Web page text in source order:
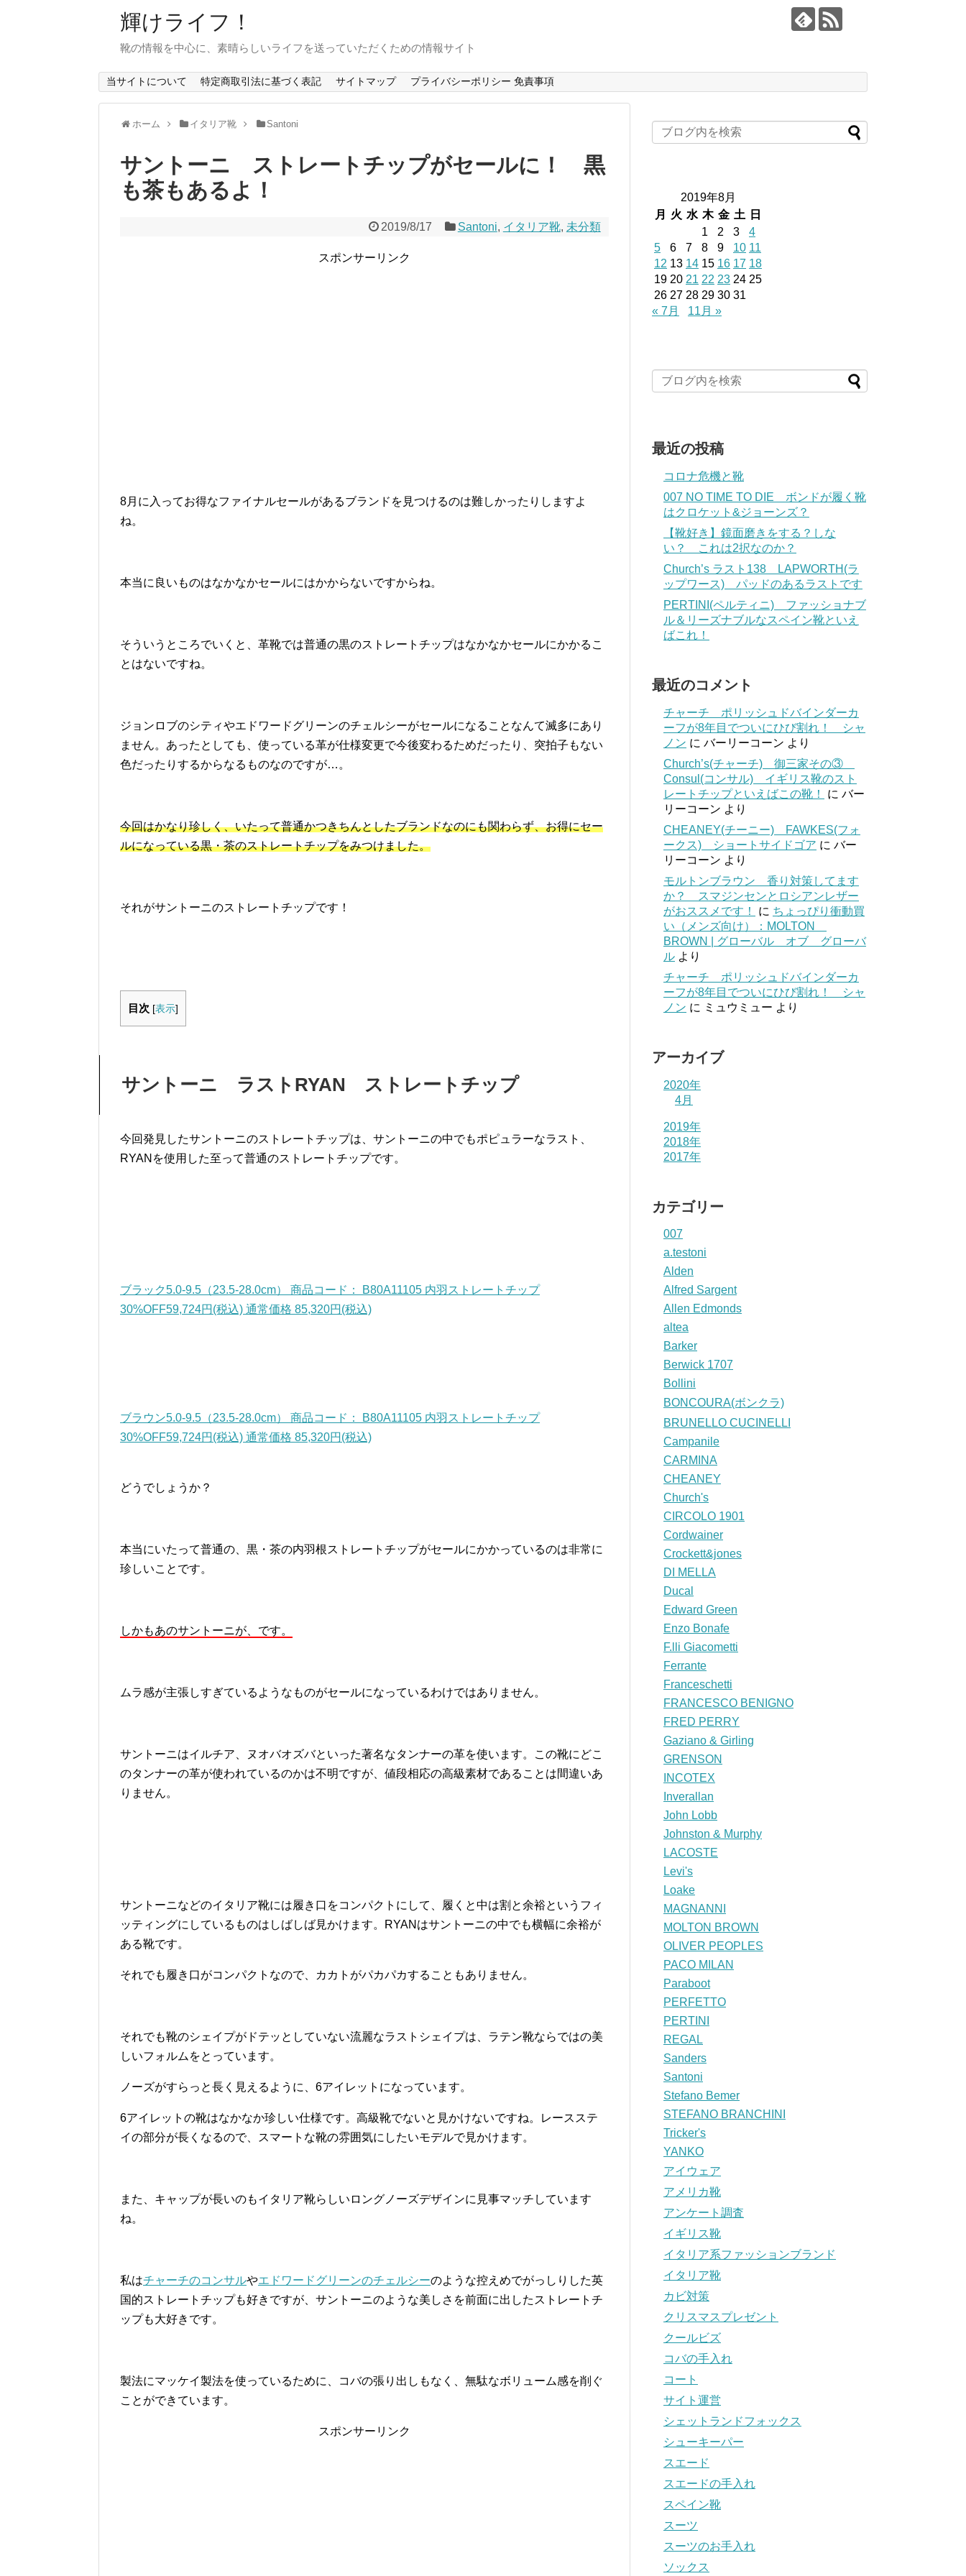
輝けライフ！
靴の情報を中心に、素晴らしいライフを送っていただくための情報サイト
当サイトについて 特定商取引法に基づく表記 サイトマップ プライバシーポリシー 免責事項
ホーム イタリア靴 Santoni
サントーニ ストレートチップがセールに！ 黒
も茶もあるよ！
2019/8/17 Santoni, イタリア靴, 未分類
スポンサーリンク
8月に入ってお得なファイナルセールがあるブランドを見つけるのは難しかったりしますよ
ね。
本当に良いものはなかなかセールにはかからないですからね。
そういうところでいくと、革靴では普通の黒のストレートチップはなかなかセールにかかるこ
とはないですね。
ジョンロブのシティやエドワードグリーンのチェルシーがセールになることなんて滅多にあり
ません。あったとしても、使っている革が仕様変更で今後変わるためだったり、突拍子もない
色だったりするからなるものなのですが…。
今回はかなり珍しく、いたって普通かつきちんとしたブランドなのにも関わらず、お得にセー
ルになっている黒・茶のストレートチップをみつけました。
それがサントーニのストレートチップです！
目次 [表示]
サントーニ ラストRYAN ストレートチップ
今回発見したサントーニのストレートチップは、サントーニの中でもポピュラーなラスト、
RYANを使用した至って普通のストレートチップです。
ブラック5.0-9.5（23.5-28.0cm） 商品コード： B80A11105 内羽ストレートチップ
30%OFF59,724円(税込) 通常価格 85,320円(税込)
ブラウン5.0-9.5（23.5-28.0cm） 商品コード： B80A11105 内羽ストレートチップ
30%OFF59,724円(税込) 通常価格 85,320円(税込)
どうでしょうか？
本当にいたって普通の、黒・茶の内羽根ストレートチップがセールにかかっているのは非常に
珍しいことです。
しかもあのサントーニが、です。
ムラ感が主張しすぎているようなものがセールになっているわけではありません。
サントーニはイルチア、ヌオバオズバといった著名なタンナーの革を使います。この靴にどこ
のタンナーの革が使われているのかは不明ですが、値段相応の高級素材であることは間違いあ
りません。
サントーニなどのイタリア靴には履き口をコンパクトにして、履くと中は割と余裕というフィ
ッティングにしているものはしばしば見かけます。RYANはサントーニの中でも横幅に余裕が
ある靴です。
それでも履き口がコンパクトなので、カカトがパカパカすることもありません。
それでも靴のシェイプがドテッとしていない流麗なラストシェイプは、ラテン靴ならではの美
しいフォルムをとっています。
ノーズがすらっと長く見えるように、6アイレットになっています。
6アイレットの靴はなかなか珍しい仕様です。高級靴でないと見かけないですね。レースステ
イの部分が長くなるので、スマートな靴の雰囲気にしたいモデルで見かけます。
また、キャップが長いのもイタリア靴らしいロングノーズデザインに見事マッチしています
ね。
私はチャーチのコンサルやエドワードグリーンのチェルシーのような控えめでがっしりした英
国的ストレートチップも好きですが、サントーニのような美しさを前面に出したストレートチ
ップも大好きです。
製法にマッケイ製法を使っているために、コバの張り出しもなく、無駄なボリューム感を削ぐ
ことができています。
スポンサーリンク
2019年8月
月
火 水 木 金 土
日
1
2 3
4
5
6 7 8 9 10 11
12 13 14 15 16 17 18
19 20 21 22 23 24 25
26 27 28 29 30 31
« 7月
11月 »
最近の投稿
コロナ危機と靴
007 NO TIME TO DIE ボンドが履く靴
はクロケット&ジョーンズ？
【靴好き】鏡面磨きをする？しな
い？ これは2択なのか？
Church’s ラスト138 LAPWORTH(ラ
ップワース) パッドのあるラストです
PERTINI(ペルティニ) ファッショナブ
ル＆リーズナブルなスペイン靴といえ
ばこれ！
最近のコメント
チャーチ ポリッシュドバインダーカ
ーフが8年目でついにひび割れ！ シャ
ノン に バーリーコーン より
Church’s(チャーチ) 御三家その③
Consul(コンサル) イギリス靴のスト
レートチップといえばこの靴！
に バー
リーコーン より
CHEANEY(チーニー) FAWKES(フォ
ークス) ショートサイドゴア に バー
リーコーン より
モルトンブラウン 香り対策してます
か？ スマジンセンとロシアンレザー
がおススメです！
に ちょっぴり衝動買
い（メンズ向け）：MOLTON
BROWN | グローバル オブ グローバ
ル より
チャーチ ポリッシュドバインダーカ
ーフが8年目でついにひび割れ！ シャ
ノン に ミュウミュー より
アーカイブ
2020年
4月
2019年
2018年
2017年
カテゴリー
007
a.testoni
Alden
Alfred Sargent
Allen Edmonds
altea
Barker
Berwick 1707
Bollini
BONCOURA(ボンクラ)
BRUNELLO CUCINELLI
Campanile
CARMINA
CHEANEY
Church's
CIRCOLO 1901
Cordwainer
Crockett&jones
DI MELLA
Ducal
Edward Green
Enzo Bonafe
F.lli Giacometti
Ferrante
Franceschetti
FRANCESCO BENIGNO
FRED PERRY
Gaziano & Girling
GRENSON
INCOTEX
Inverallan
John Lobb
Johnston & Murphy
LACOSTE
Levi's
Loake
MAGNANNI
MOLTON BROWN
OLIVER PEOPLES
PACO MILAN
Paraboot
PERFETTO
PERTINI
REGAL
Sanders
Santoni
Stefano Bemer
STEFANO BRANCHINI
Tricker's
YANKO
アイウェア
アメリカ靴
アンケート調査
イギリス靴
イタリア系ファッションブランド
イタリア靴
カビ対策
クリスマスプレゼント
クールビズ
コバの手入れ
コート
サイト運営
シェットランドフォックス
シューキーパー
スエード
スエードの手入れ
スペイン靴
スーツ
スーツのお手入れ
ソックス